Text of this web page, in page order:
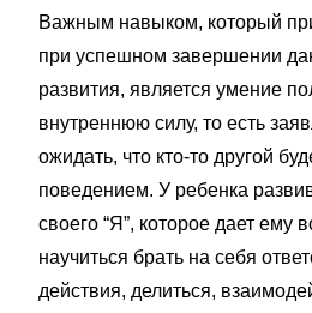
Важным навыком, который
при успешном завершении
развития, является умение
внутреннюю силу, то есть
ожидать, что кто-то другой
поведением. У ребенка
своего “Я”, которое дает ему
научиться брать на себя
действия, делиться,